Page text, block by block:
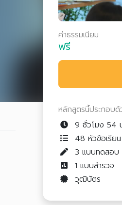
ค่าธรรมเนียม
ฟรี
หลักสูตรนี้ประกอบ
9 ชั่วโมง 54
48 หัวข้อเรียน
3 แบบทดสอบ
1 แบบสำรวจ
วุฒิบัตร